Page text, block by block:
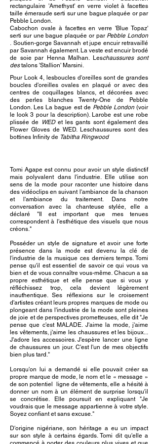
rectangulaire 'Amethyst' en verre violet à facettes
taille émeraude serti sur une bague plaquée or par
Pebble London.
Cabochon ovale à facettes en verre 'Blue Topaz'
serti sur une bague plaquée or par Pebble London
. Soutien-gorge Savannah et jupe encuir retravaillé
par Savannah également. La veste est encuir brodé
de soie par Henna Malhan. Leschaussures sont
destalons 'Stallion' Marsini.
Pour Look 4, lesboucles d'oreilles sont de grandes
boucles d'oreilles ovales en plaqué or avec des
centres de coquillages blancs, et décorées avec
des perles blanches Twenty-One de Pebble
London. Les La bague est de Pebble London(voir
le look 3 pour la description). Larobe est une robe
plissée de WEDet les gants sont également des
Flower Gloves de WED. Leschaussures sont des
bottines Infinity de Tabitha Ringwood
Tomi Agape est connu pour avoir un style distinctif
mais polyvalent dans l'industrie. Elle utilise son
sens de la mode pour raconter une histoire dans
des vidéoclips en suivant l'ambiance de la chanson
et l'ambiance du traitement. Dans notre
conversation avec la chanteuse stylée, elle a
déclaré "Il est important que mes tenues
correspondent à l'esthétique des visuels que nous
créons."
Posséder un style de signature et avoir une forte
présence dans la mode est devenu la clé de
l'industrie de la musique ces derniers temps. Tomi
pense qu'il est essentiel de savoir ce qui vous va
bien et de vous connaître vous-même. Chacun a sa
propre esthétique et elle pense que si vous y
réfléchissez trop, cela devient légèrement
inauthentique. Ses réflexions sur le croisement
d'artistes créant leurs propres marques de mode ou
plongeant dans l'industrie de la mode sont pleines
de joie et de perspectives prometteuses, elle dit "Je
pense que c'est MALADE. J'aime la mode, j'aime
les vêtements, j'aime les chaussures et les bijoux...
J'adore les accessoires. J'espère lancer une ligne
de chaussures un jour. C'est l'un de mes objectifs
bien plus tard."
Lorsqu'on lui a demandé si elle pouvait créer sa
propre marque de mode, le nom et le « message »
de son potentiel
ligne de vêtements, elle a hésité à
donner un nom à un élément de surprise lorsqu'il
se concrétise. Elle poursuit en expliquant "Je
voudrais que le message appartienne à votre style.
Soyez confiant et sans excuse."
D'origine nigériane, son héritage a eu un impact
sur son style à certains égards. Tomi dit qu'elle a